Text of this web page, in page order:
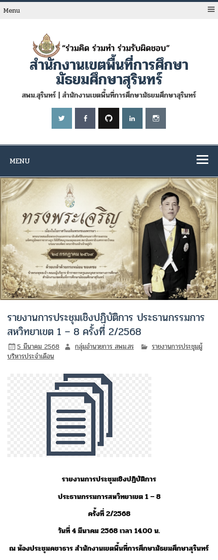
Skip
toMenu
สำนักงานเขตพื้นที่การศึกษา
มัธยมศึกษาสุรินทร์
สพม.สุรินทร์ | สำนักงานเขตพื้นที่การศึกษามัธยมศึกษาสุรินทร์
MENU
รายงานการประชุมเชิงปฏิบัติการ ประธานกรรมการ
สหวิทยาเขต 1 – 8 ครั้งที่ 2/2568
5 มีนาคม 2568 กลุ่มอำนวยการ สพม.สร
รายงานการประชุมผู้
บริหารประจำเดือน
รายงานการประชุมเชิงปฏิบัติการ
ประธานกรรมการสหวิทยาเขต 1 – 8
ครั้งที่ 2/2568
วันที่4 มีนาคม 2568 เวลา 14.00 น.
ณ ห้องประชุมคชาธาร สำนักงานเขตพื้นที่การศึกษามัธยมศึกษาสุรินทร์